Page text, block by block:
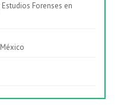
Forenses en